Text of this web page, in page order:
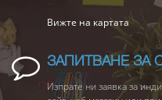
Вижте на картата
ЗАПИТВАНЕ ЗА
Изпрате ни заявка за